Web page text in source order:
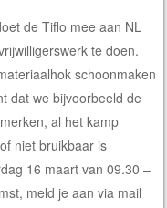
de Tiflo mee aan NL
te doen.
schoonmaken
dat we bijvoorbeeld de
al het kamp
niet bruikbaar is
16 maart van 09.30 –
meld je aan via mail